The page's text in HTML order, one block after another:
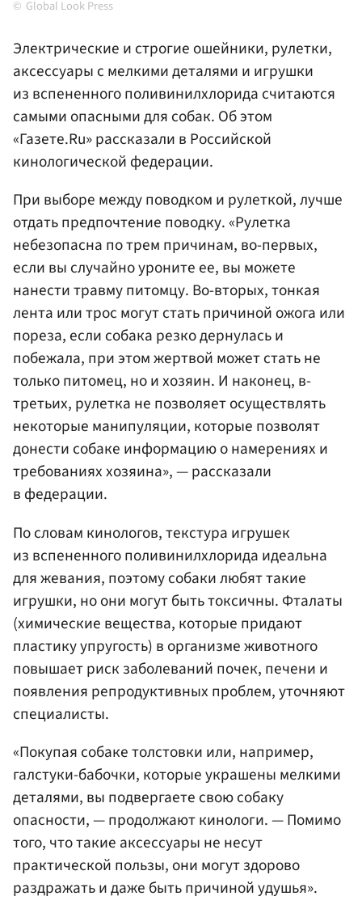
Global Look Press
Электрические и строгие ошейники, рулетки,
аксессуары с мелкими деталями и игрушки
из вспененного поливинилхлорида считаются
самыми опасными для собак. Об этом
«Газете.Ru» рассказали в Российской
кинологической федерации.
При выборе между поводком и рулеткой, лучше
отдать предпочтение поводку. «Рулетка
небезопасна по трем причинам, во-первых,
если вы случайно уроните ее, вы можете
нанести травму питомцу. Во-вторых, тонкая
лента или трос могут стать причиной ожога или
пореза, если собака резко дернулась и
побежала, при этом жертвой может стать не
только питомец, но и хозяин. И наконец, в-
третьих, рулетка не позволяет осуществлять
некоторые манипуляции, которые позволят
донести собаке информацию о намерениях и
требованиях хозяина», — рассказали
в федерации.
По словам кинологов, текстура игрушек
из вспененного поливинилхлорида идеальна
для жевания, поэтому собаки любят такие
игрушки, но они могут быть токсичны. Фталаты
(химические вещества, которые придают
пластику упругость) в организме животного
повышает риск заболеваний почек, печени и
появления репродуктивных проблем, уточняют
специалисты.
«Покупая собаке толстовки или, например,
галстуки-бабочки, которые украшены мелкими
деталями, вы подвергаете свою собаку
опасности, — продолжают кинологи. — Помимо
того, что такие аксессуары не несут
практической пользы, они могут здорово
раздражать и даже быть причиной удушья».